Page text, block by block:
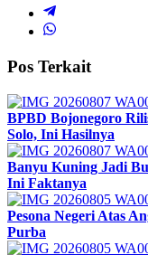
Pos Terkait
BPBD Bojonegoro
Solo, Ini Hasilnya
Banyu Kuning Jadi
Ini Faktanya
Pesona Negeri Atas
Purba